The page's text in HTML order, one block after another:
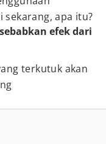
sekarang, apa itu?
efek dari
terkutuk akan